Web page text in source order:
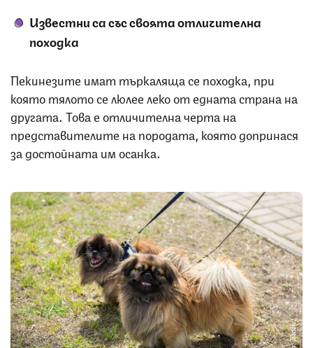
Известнисасъс своята отличителна
походка
Пекинезите имат търкаляща се походка, при
която тялото се люлее леко от едната страна на
другата. Това е отличителна черта на
представителите на породата, която допринася
за достойната им осанка.